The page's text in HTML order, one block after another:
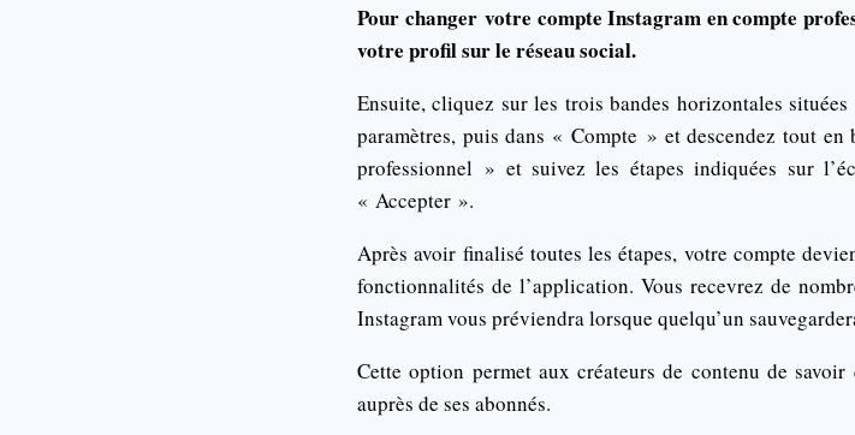
Pour changervotre compte Instagram en compte
votre profil sur le réseau social.
Ensuite, cliquez sur les trois bandes horizontales
paramètres, puis dans « Compte » et descendez tout
professionnel » et suivez les étapes indiquées sur
« Accepter ».
Après avoir finalisé toutes les étapes, votre compte
fonctionnalités de l’application. Vous recevrez de
Instagram vous préviendra lorsque quelqu’un
Cette option permet aux créateurs de contenu de
auprès de ses abonnés.